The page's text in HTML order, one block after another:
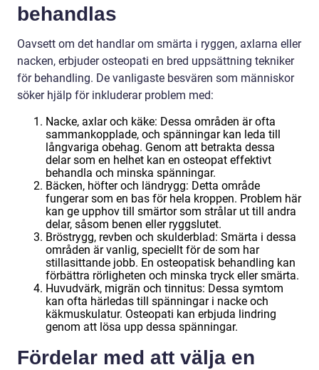
behandlas
Oavsett om det handlar om smärta i ryggen, axlarna eller
nacken, erbjuder osteopati en bred uppsättning tekniker
för behandling. De vanligaste besvären som människor
söker hjälp för inkluderar problem med:
Nacke, axlar och käke: Dessa områden är ofta
sammankopplade, och spänningar kan leda till
långvariga obehag. Genom att betrakta dessa
delar som en helhet kan en osteopat effektivt
behandla och minska spänningar.
Bäcken, höfter och ländrygg: Detta område
fungerar som en bas för hela kroppen. Problem här
kan ge upphov till smärtor som strålar ut till andra
delar, såsom benen eller ryggslutet.
Bröstrygg, revben och skulderblad: Smärta i dessa
områden är vanlig, speciellt för de som har
stillasittande jobb. En osteopatisk behandling kan
förbättra rörligheten och minska tryck eller smärta.
Huvudvärk, migrän och tinnitus: Dessa symtom
kan ofta härledas till spänningar i nacke och
käkmuskulatur. Osteopati kan erbjuda lindring
genom att lösa upp dessa spänningar.
Fördelar med att välja en